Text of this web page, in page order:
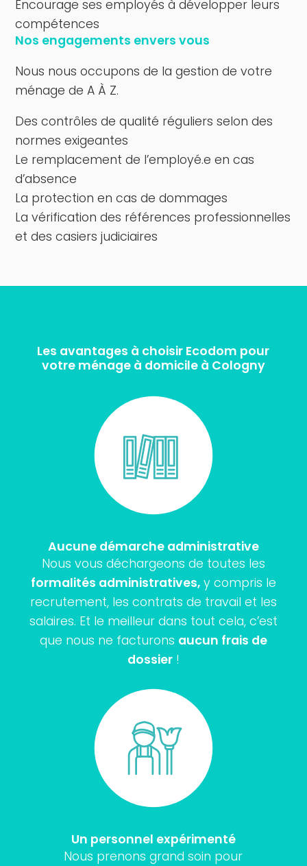
Encourage ses employés à développer leurs
compétences
Nos engagements envers vous
Nous nous occupons de la gestion de votre
ménage de A À Z.
Des contrôles de qualité réguliers selon des
normes exigeantes
Le remplacement de l’employé.e en cas
d’absence
La protection en cas de dommages
La vérification des références professionnelles
et des casiers judiciaires
Les avantages à choisir Ecodom pour
votre ménage à domicile à Cologny
Aucune démarche administrative
Nous vous déchargeons de toutes les
formalités administratives,y compris le
recrutement, les contrats de travail et les
salaires. Et le meilleur dans tout cela, c’est
que nous ne facturons aucun frais de
dossier!
Un personnel expérimenté
Nous prenons grand soin pour